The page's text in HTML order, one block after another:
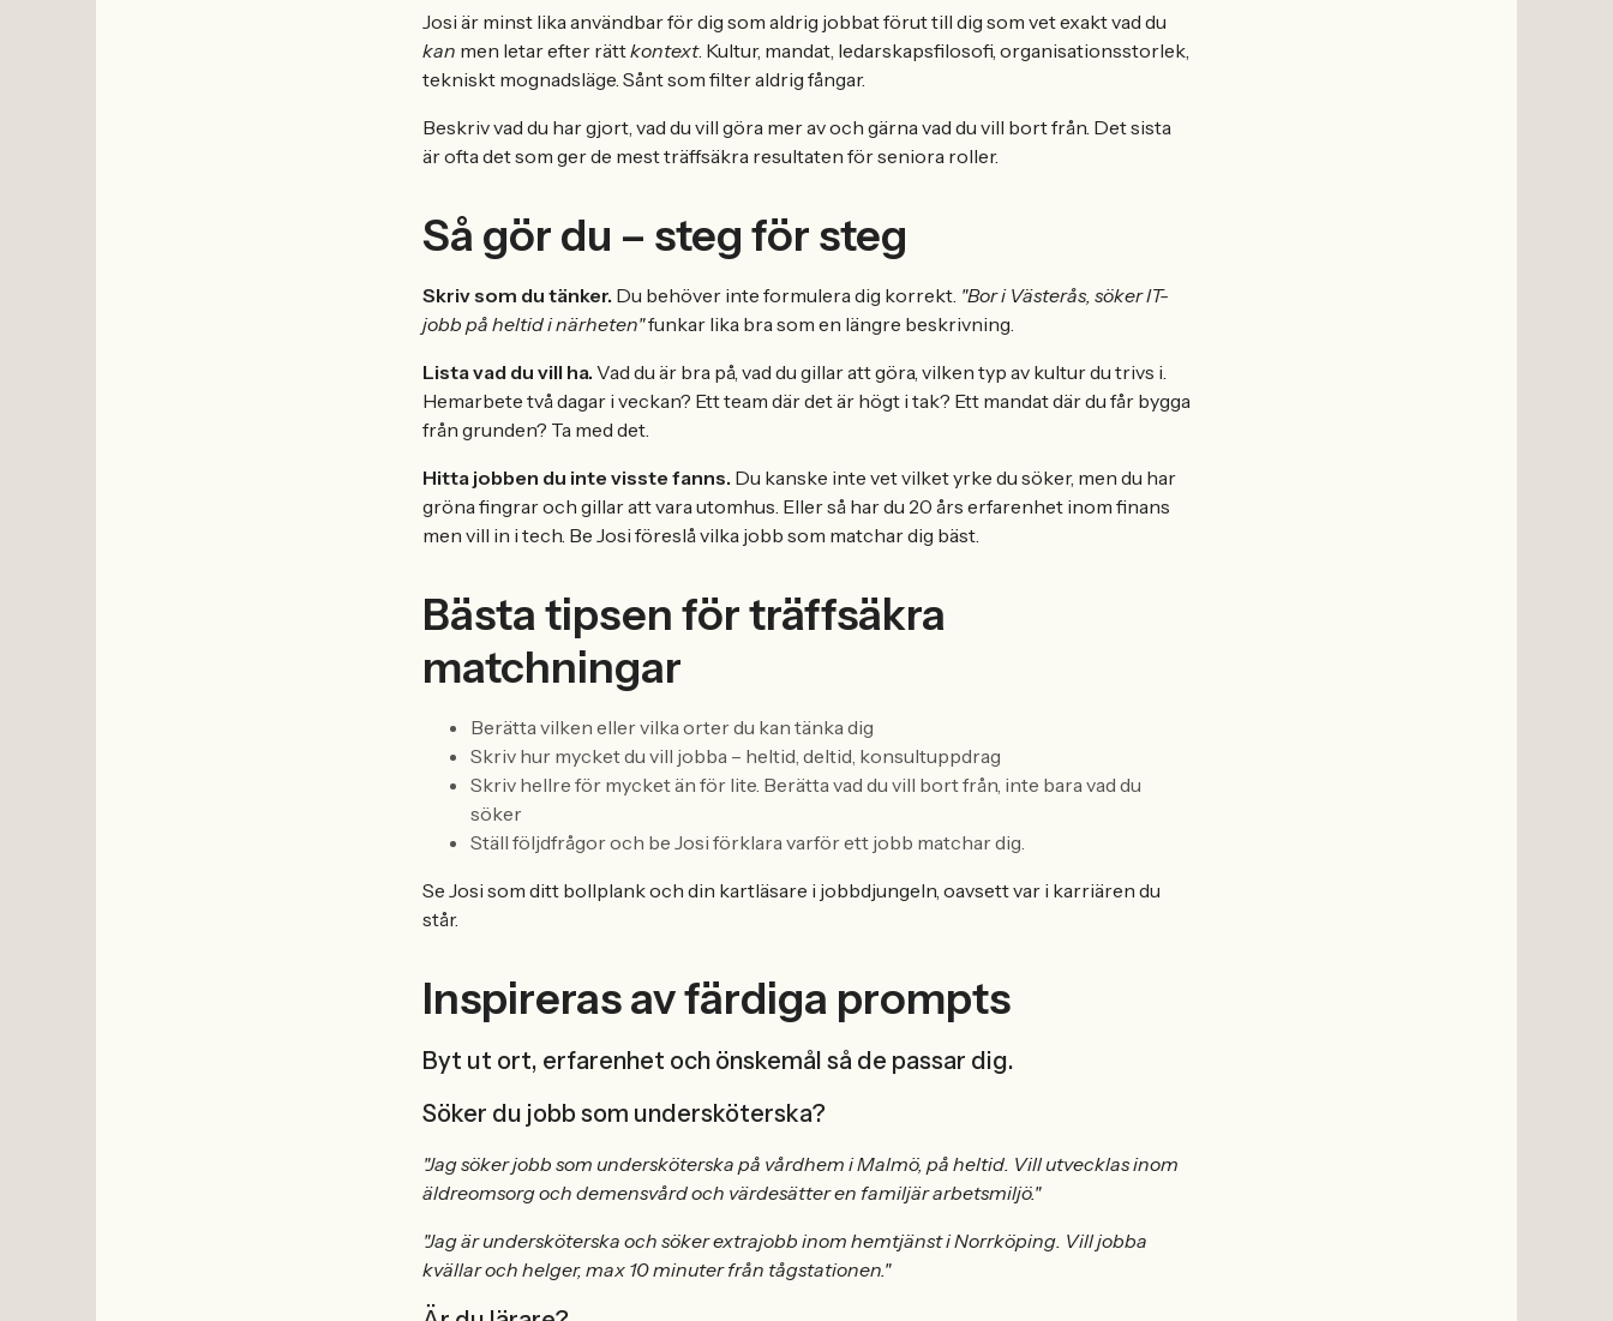
Josi är minst lika användbar för dig som aldrig jobbat förut till dig som vet exakt vad du
kan men letar efter rättkontext. Kultur, mandat, ledarskapsfilosofi, organisationsstorlek,
tekniskt mognadsläge. Sånt som filter aldrig fångar.
Beskriv vad du har gjort, vad du vill göra mer av och gärna vad du vill bort från. Det sista
är ofta det som ger de mest träffsäkra resultaten för seniora roller.
Så gör du – steg för steg
Skriv som du tänker. Du behöver inte formulera dig korrekt. "Bor i Västerås, söker IT-
jobb på heltid i närheten"funkar lika bra som en längre beskrivning.
Lista vad du vill ha. Vad du är bra på, vad du gillar att göra, vilken typ av kultur du trivs i.
Hemarbete två dagar i veckan? Ett team där det är högt i tak? Ett mandat där du får bygga
från grunden? Ta med det.
Hitta jobben du inte visste fanns. Du kanske inte vet vilket yrke du söker, men du har
gröna fingrar och gillar att vara utomhus. Eller så har du 20 års erfarenhet inom finans
men vill in i tech. Be Josi föreslå vilka jobb som matchar dig bäst.
Bästa tipsen för träffsäkra
matchningar
Berätta vilken eller vilka orter du kan tänka dig
Skriv hur mycket du vill jobba – heltid, deltid, konsultuppdrag
Skriv hellre för mycket än för lite. Berätta vad du vill bort från, inte bara vad du
söker
Ställ följdfrågor och be Josi förklara varför ett jobb matchar dig.
Se Josi som ditt bollplank och din kartläsare i jobbdjungeln, oavsett var i karriären du
står.
Inspireras av färdiga prompts
Byt ut ort, erfarenhet och önskemål så de passar dig.
Söker du jobb som undersköterska?
"Jag söker jobb som undersköterska på vårdhem i Malmö, på heltid. Vill utvecklas inom
äldreomsorg och demensvård och värdesätter en familjär arbetsmiljö."
"Jag är undersköterska och söker extrajobb inom hemtjänst i Norrköping. Vill jobba
kvällar och helger, max 10 minuter från tågstationen."